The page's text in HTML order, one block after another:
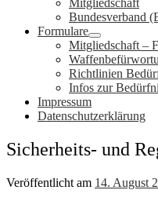
Mitgliedschaft
Bundesverband
Formulare
Mitgliedschaft –
Richtlinien
Infos zur
Impressum
Datenschutzerklärung
Sicherheits- und
Veröffentlicht am 14. August